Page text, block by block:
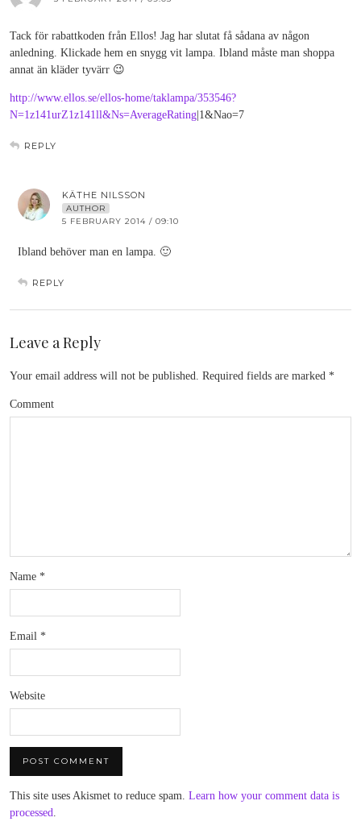
Tack för rabattkoden från Ellos! Jag har slutat få sådana av någon
anledning. Klickade hem en snygg vit lampa. Ibland måste man shoppa
annat än kläder tyvärr 😉
http://www.ellos.se/ellos-home/taklampa/353546?
N=1z141urZ1z141ll&Ns=AverageRating|1&Nao=7
REPLY
KÄTHE NILSSON
AUTHOR
5 FEBRUARY 2014 / 09:10
Ibland behöver man en lampa. 🙂
REPLY
Leave a Reply
Your email address will not be published. Required fields are marked *
Comment
Name *
Email *
Website
This site uses Akismet to reduce spam. Learn how your comment data is
processed